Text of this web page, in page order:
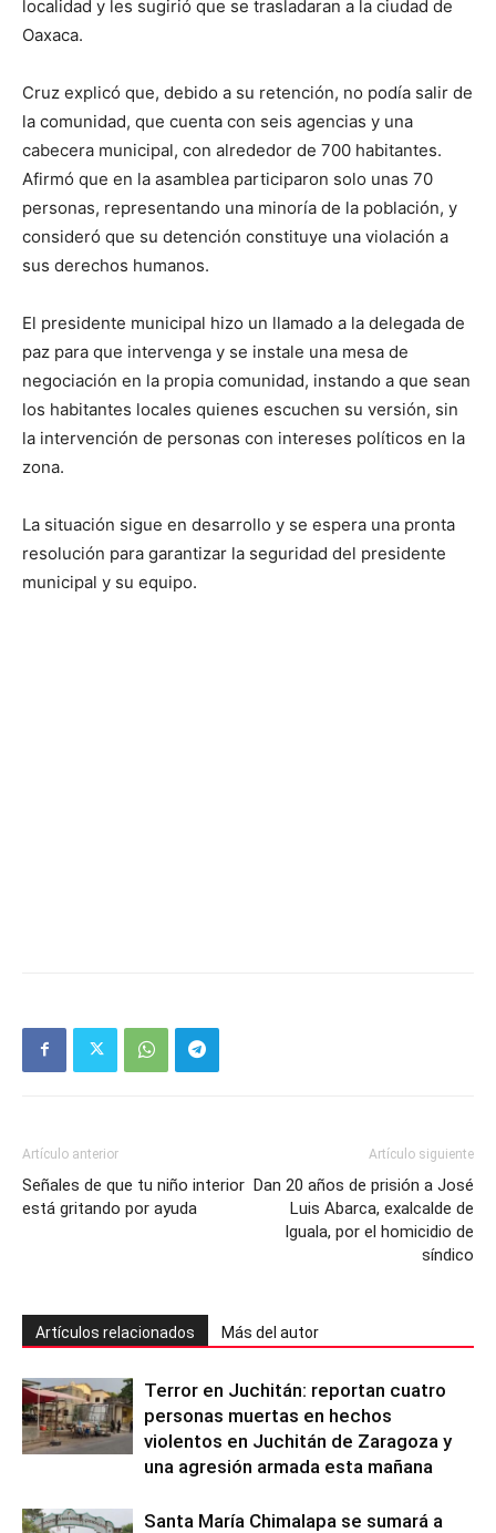
localidad y les sugirió que se trasladaran a la ciudad de
Oaxaca.
Cruz explicó que, debido a su retención, no podía salir de
la comunidad, que cuenta con seis agencias y una
cabecera municipal, con alrededor de 700 habitantes.
Afirmó que en la asamblea participaron solo unas 70
personas, representando una minoría de la población, y
consideró que su detención constituye una violación a
sus derechos humanos.
El presidente municipal hizo un llamado a la delegada de
paz para que intervenga y se instale una mesa de
negociación en la propia comunidad, instando a que sean
los habitantes locales quienes escuchen su versión, sin
la intervención de personas con intereses políticos en la
zona.
La situación sigue en desarrollo y se espera una pronta
resolución para garantizar la seguridad del presidente
municipal y su equipo.
Artículo anterior
Señales de que tu niño interior
está gritando por ayuda
Artículo siguiente
Dan 20 años de prisión a José
Luis Abarca, exalcalde de
Iguala, por el homicidio de
síndico
Artículos relacionados Más del autor
Terror en Juchitán: reportan cuatro
personas muertas en hechos
violentos en Juchitán de Zaragoza y
una agresión armada esta mañana
Santa María Chimalapa se sumará a